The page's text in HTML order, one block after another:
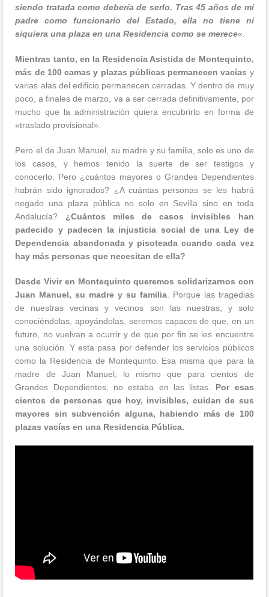
siendo tratada como debería de serlo. Tras 45 años de mi
padre como funcionario del Estado, ella no tiene ni
siquiera una plaza en una Residencia como se merece«.
Mientras tanto, en la Residencia Asistida de Montequinto,
más de 100 camas y plazas públicas permanecen vacías y
varias alas del edificio permanecen cerradas. Y dentro de muy
poco, a finales de marzo, va a ser cerrada definitivamente, por
mucho que la administración quiera encubrirlo en forma de
«traslado provisional».
Pero el de Juan Manuel, su madre y su familia, solo es uno de
los casos, y hemos tenido la suerte de ser testigos y
conocerlo. Pero ¿cuántos mayores o Grandes Dependientes
habrán sido ignorados? ¿A cuántas personas se les habrá
negado una plaza pública no solo en Sevilla sino en toda
Andalucía? ¿Cuántos miles de casos invisibles han
padecido y padecen la injusticia social de una Ley de
Dependencia abandonada y pisoteada cuando cada vez
hay más personas que necesitan de ella?
Desde Vivir en Montequinto queremos solidarizarnos con
Juan Manuel, su madre y su familia. Porque las tragedias
de nuestras vecinas y vecinos son las nuestras, y solo
conociéndolas, apoyándolas, seremos capaces de que, en un
futuro, no vuelvan a ocurrir y de que por fin se les encuentre
una solución. Y esta pasa por defender los servicios públicos
como la Residencia de Montequinto. Esa misma que para la
madre de Juan Manuel, lo mismo que para cientos de
Grandes Dependientes, no estaba en las listas. Por esas
cientos de personas que hoy, invisibles, cuidan de sus
mayores sin subvención alguna, habiendo más de 100
plazas vacías en una Residencia Pública.